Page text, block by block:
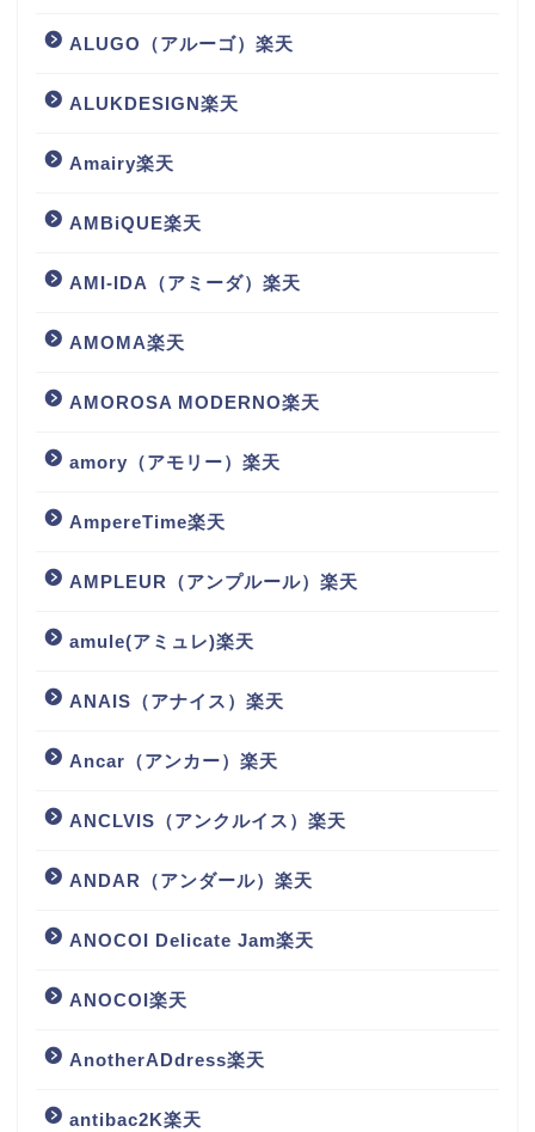
ALUGO（アルーゴ）楽天
ALUKDESIGN楽天
Amairy楽天
AMBiQUE楽天
AMI-IDA（アミーダ）楽天
AMOMA楽天
AMOROSA MODERNO楽天
amory（アモリー）楽天
AmpereTime楽天
AMPLEUR（アンプルール）楽天
amule(アミュレ)楽天
ANAIS（アナイス）楽天
Ancar（アンカー）楽天
ANCLVIS（アンクルイス）楽天
ANDAR（アンダール）楽天
ANOCOI Delicate Jam楽天
ANOCOI楽天
AnotherADdress楽天
antibac2K楽天